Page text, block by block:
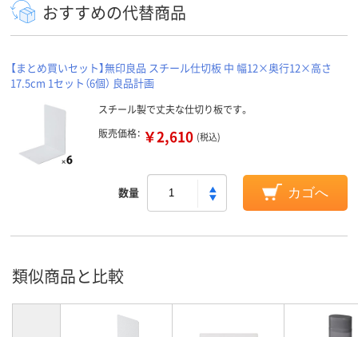
おすすめの代替商品
【まとめ買いセット】無印良品 スチール仕切板 中 幅12×奥行12×高さ
17.5cm 1セット（6個） 良品計画
スチール製で丈夫な仕切り板です。
販売価格： ￥2,610 (税込)
数量 カゴへ
類似商品と比較